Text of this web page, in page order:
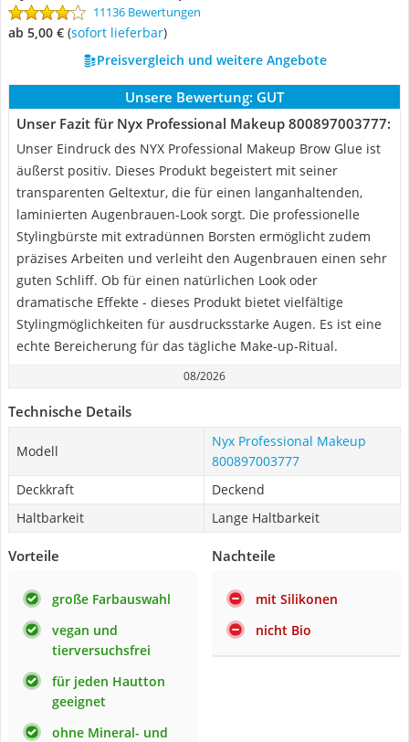
11136 Bewertungen
ab 5,00 € ( Sofort lieferbar)
Preisvergleich und weitere Angebote
Unsere Bewertung: GUT
Unser Fazit für Nyx Professional Makeup ‎800897003777:
Unser Eindruck des NYX Professional Makeup Brow Glue ist
äußerst positiv. Dieses Produkt begeistert mit seiner
transparenten Geltextur, die für einen langanhaltenden,
laminierten Augenbrauen-Look sorgt. Die professionelle
Stylingbürste mit extradünnen Borsten ermöglicht zudem
präzises Arbeiten und verleiht den Augenbrauen einen sehr
guten Schliff. Ob für einen natürlichen Look oder
dramatische Effekte - dieses Produkt bietet vielfältige
Stylingmöglichkeiten für ausdrucksstarke Augen. Es ist eine
echte Bereicherung für das tägliche Make-up-Ritual.
08/2026
Technische Details
Modell
Nyx Professional Makeup
‎800897003777
Deckkraft
Deckend
Haltbarkeit
Lange Haltbarkeit
Vorteile
große Farbauswahl
vegan und
tierversuchsfrei
für jeden Hautton
geeignet
ohne Mineral- und
Nachteile
mit Silikonen
nicht Bio